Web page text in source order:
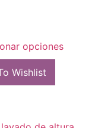
opciones
Wishlist